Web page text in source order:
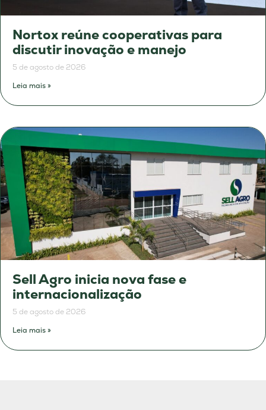
Nortox reúne cooperativas para
discutir inovação e manejo
5 de agosto de 2026
Leia mais »
Sell Agro inicia nova fase e
internacionalização
5 de agosto de 2026
Leia mais »